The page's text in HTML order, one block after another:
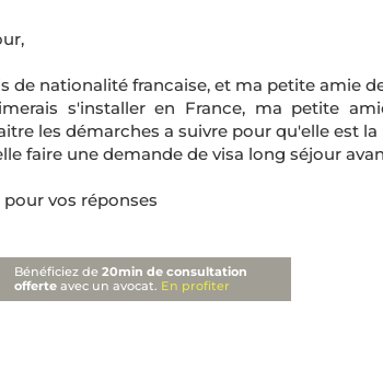
de nationalité francaise, et ma petite amie
s'installer en France, ma petite
les démarches a suivre pour qu'elle est
faire une demande de visa long séjour
pour vos réponses
Bénéficiez de20min de consultation
offerte avec un avocat. En profiter